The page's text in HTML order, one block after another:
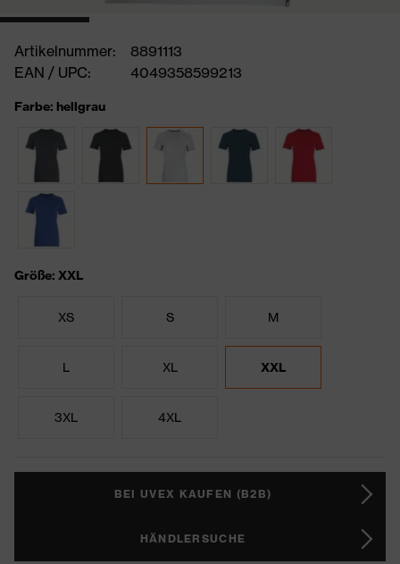
Artikelnummer:
8891113
EAN / UPC:
4049358599213
Farbe: hellgrau
Größe: XXL
XS S M
L XL XXL
3XL 4XL
BEI UVEX KAUFEN (B2B)
HÄNDLERSUCHE